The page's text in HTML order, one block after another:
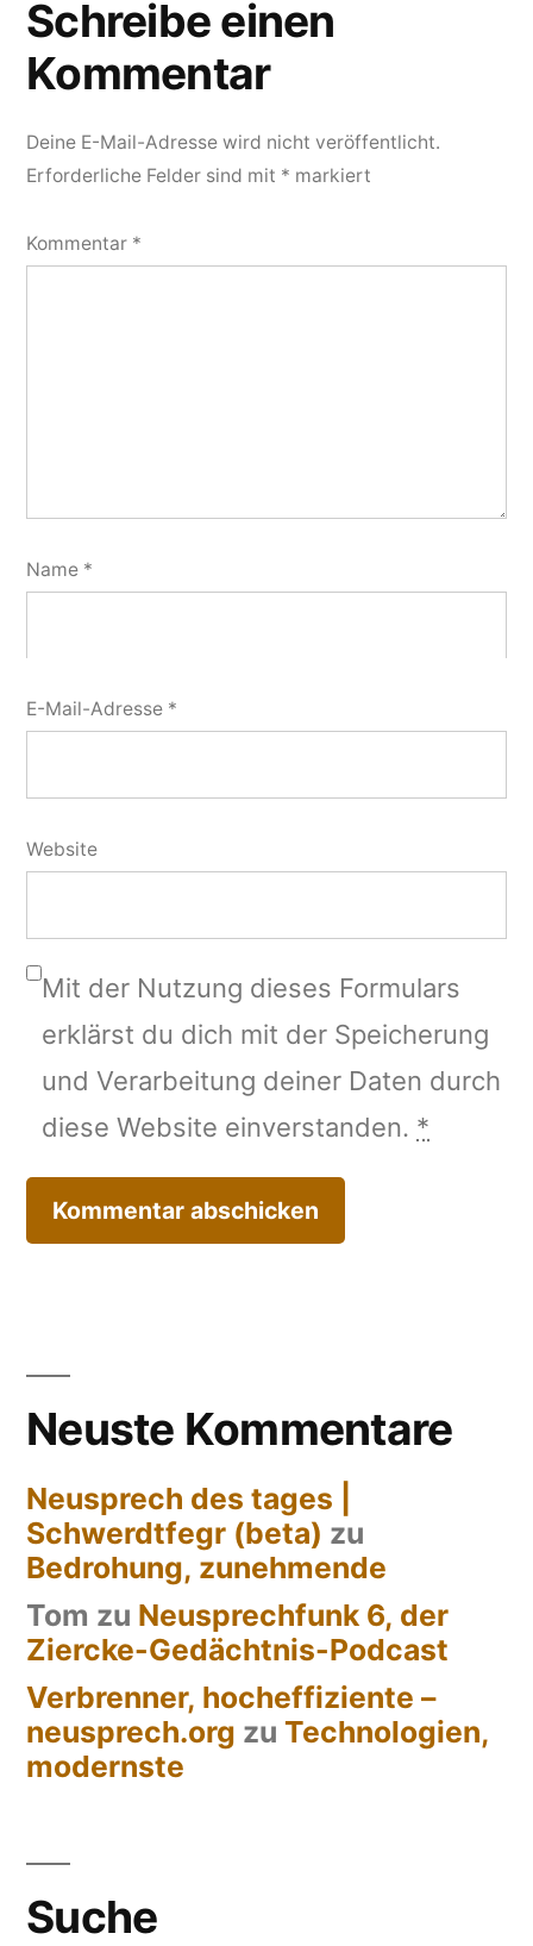
Schreibe einen
Kommentar
Deine E-Mail-Adresse wird nicht veröffentlicht.
Erforderliche Felder sind mit * markiert
Kommentar *
Name *
E-Mail-Adresse *
Website
Mit der Nutzung dieses Formulars
erklärst du dich mit der Speicherung
und Verarbeitung deiner Daten durch
diese Website einverstanden. *
Neuste Kommentare
Neusprech des tages |
Schwerdtfegr (beta) zu
Bedrohung, zunehmende
Tom zu Neusprechfunk 6, der
Ziercke-Gedächtnis-Podcast
Verbrenner, hocheffiziente –
neusprech.org zu Technologien,
modernste
Suche